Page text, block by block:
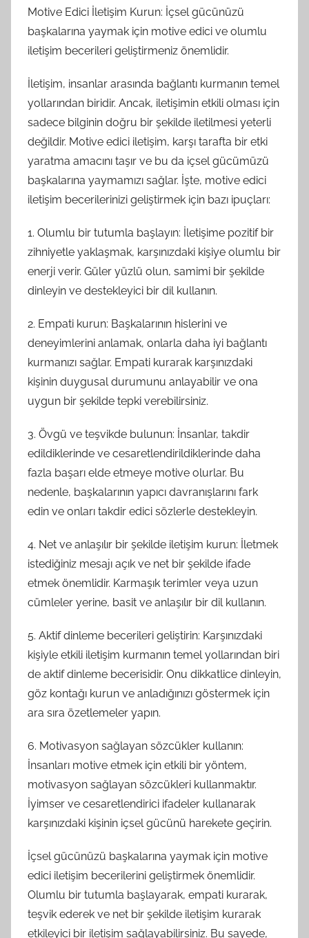
Motive Edici İletişim Kurun: İçsel gücünüzü
başkalarına yaymak için motive edici ve olumlu
iletişim becerileri geliştirmeniz önemlidir.
İletişim, insanlar arasında bağlantı kurmanın temel
yollarından biridir. Ancak, iletişimin etkili olması için
sadece bilginin doğru bir şekilde iletilmesi yeterli
değildir. Motive edici iletişim, karşı tarafta bir etki
yaratma amacını taşır ve bu da içsel gücümüzü
başkalarına yaymamızı sağlar. İşte, motive edici
iletişim becerilerinizi geliştirmek için bazı ipuçları:
1. Olumlu bir tutumla başlayın: İletişime pozitif bir
zihniyetle yaklaşmak, karşınızdaki kişiye olumlu bir
enerji verir. Güler yüzlü olun, samimi bir şekilde
dinleyin ve destekleyici bir dil kullanın.
2. Empati kurun: Başkalarının hislerini ve
deneyimlerini anlamak, onlarla daha iyi bağlantı
kurmanızı sağlar. Empati kurarak karşınızdaki
kişinin duygusal durumunu anlayabilir ve ona
uygun bir şekilde tepki verebilirsiniz.
3. Övgü ve teşvikde bulunun: İnsanlar, takdir
edildiklerinde ve cesaretlendirildiklerinde daha
fazla başarı elde etmeye motive olurlar. Bu
nedenle, başkalarının yapıcı davranışlarını fark
edin ve onları takdir edici sözlerle destekleyin.
4. Net ve anlaşılır bir şekilde iletişim kurun: İletmek
istediğiniz mesajı açık ve net bir şekilde ifade
etmek önemlidir. Karmaşık terimler veya uzun
cümleler yerine, basit ve anlaşılır bir dil kullanın.
5. Aktif dinleme becerileri geliştirin: Karşınızdaki
kişiyle etkili iletişim kurmanın temel yollarından biri
de aktif dinleme becerisidir. Onu dikkatlice dinleyin,
göz kontağı kurun ve anladığınızı göstermek için
ara sıra özetlemeler yapın.
6. Motivasyon sağlayan sözcükler kullanın:
İnsanları motive etmek için etkili bir yöntem,
motivasyon sağlayan sözcükleri kullanmaktır.
İyimser ve cesaretlendirici ifadeler kullanarak
karşınızdaki kişinin içsel gücünü harekete geçirin.
İçsel gücünüzü başkalarına yaymak için motive
edici iletişim becerilerini geliştirmek önemlidir.
Olumlu bir tutumla başlayarak, empati kurarak,
teşvik ederek ve net bir şekilde iletişim kurarak
etkileyici bir iletişim sağlayabilirsiniz. Bu sayede,